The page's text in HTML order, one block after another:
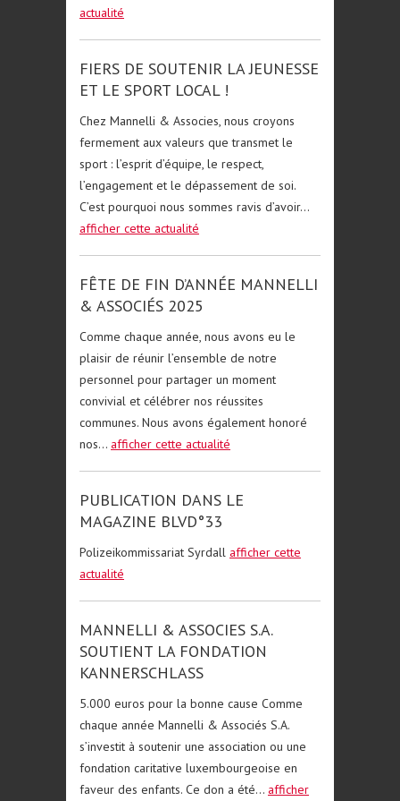
actualité
FIERS DE SOUTENIR LA JEUNESSE
ET LE SPORT LOCAL !
Chez Mannelli & Associes, nous croyons
fermement aux valeurs que transmet le
sport : l’esprit d’équipe, le respect,
l’engagement et le dépassement de soi.
C’est pourquoi nous sommes ravis d’avoir...
afficher cette actualité
FÊTE DE FIN D’ANNÉE MANNELLI
& ASSOCIÉS 2025
Comme chaque année, nous avons eu le
plaisir de réunir l’ensemble de notre
personnel pour partager un moment
convivial et célébrer nos réussites
communes. Nous avons également honoré
nos... afficher cette actualité
PUBLICATION DANS LE
MAGAZINE BLVD°33
Polizeikommissariat Syrdall afficher cette
actualité
MANNELLI & ASSOCIES S.A.
SOUTIENT LA FONDATION
KANNERSCHLASS
5.000 euros pour la bonne cause Comme
chaque année Mannelli & Associés S.A.
s’investit à soutenir une association ou une
fondation caritative luxembourgeoise en
faveur des enfants. Ce don a été... afficher